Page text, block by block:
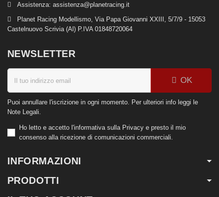
Assistenza: assistenza@planetracing.it
Planet Racing Modellismo, Via Papa Giovanni XXIII, 5/7/9 - 15053
Castelnuovo Scrivia (Al) P.IVA 01848720064
NEWSLETTER
OK
Puoi annullare l'iscrizione in ogni momento. Per ulteriori info leggi le
Note Legali.
Ho letto e accetto l'informativa sulla Privacy e presto il mio
consenso alla ricezione di comunicazioni commerciali.
INFORMAZIONI
PRODOTTI